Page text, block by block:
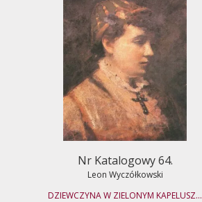
Nr Katalogowy 64.
Leon Wyczółkowski
DZIEWCZYNA W ZIELONYM KAPELUSZ...